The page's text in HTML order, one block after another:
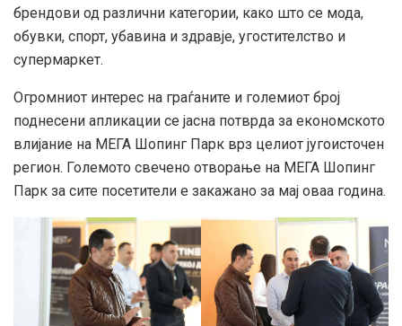
брендови од различни категории, како што се мода,
обувки, спорт, убавина и здравје, угостителство и
супермаркет.
Огромниот интерес на граѓаните и големиот број
поднесени апликации се јасна потврда за економското
влијание на МЕГА Шопинг Парк врз целиот југоисточен
регион. Големото свечено отворање на МЕГА Шопинг
Парк за сите посетители е закажано за мај оваа година.